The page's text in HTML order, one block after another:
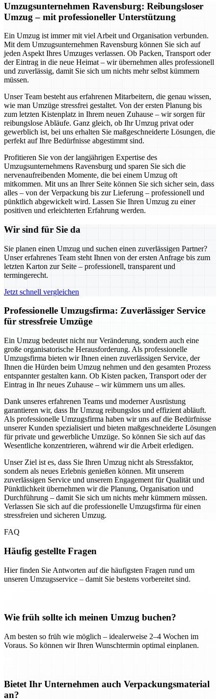
Umzugsunternehmen Ravensburg: Reibungsloser
Umzug – mit professioneller Unterstützung
Ein Umzug ist immer mit viel Arbeit und Organisation verbunden.
Mit dem Umzugsunternehmen Ravensburg können Sie sich auf
jeden Aspekt Ihres Umzuges verlassen. Ob Packen, Transport oder
der Eintrag in die neue Heimat – wir übernehmen alles professionell
und zuverlässig, damit Sie sich um nichts mehr selbst kümmern
müssen.
Unser Team besteht aus erfahrenen Mitarbeitern, die genau wissen,
wie man Umzüge stressfrei gestaltet. Von der ersten Planung bis
zum letzten Kistenplatz in Ihrem neuen Zuhause – wir sorgen für
reibungslose Abläufe. Ganz gleich, ob Ihr Umzug privat oder
gewerblich ist, bei uns erhalten Sie maßgeschneiderte Lösungen, die
perfekt auf Ihre Bedürfnisse abgestimmt sind.
Profitieren Sie von der langjährigen Expertise des
Umzugsunternehmens Ravensburg und sparen Sie sich die
nervenaufreibenden Momente, die bei einem Umzug oft
mitkommen. Mit uns an Ihrer Seite können Sie sich sicher sein, dass
alles – von der Verpackung bis zur Lieferung – professionell und
pünktlich abgewickelt wird. Lassen Sie Ihren Umzug zu einer
positiven und erleichterten Erfahrung werden.
Wir sind für Sie da
Sie planen einen Umzug und suchen einen zuverlässigen Partner?
Unser erfahrenes Team steht Ihnen von der ersten Anfrage bis zum
letzten Karton zur Seite – professionell, transparent und
termingerecht.
Jetzt schnell vergleichen
Professionelle Umzugsfirma: Zuverlässiger Service
für stressfreie Umzüge
Ein Umzug bedeutet nicht nur Veränderung, sondern auch eine
große organisatorische Herausforderung. Als professionelle
Umzugsfirma bieten wir Ihnen einen zuverlässigen Service, der
Ihnen die Hürden beim Umzug nehmen und den gesamten Prozess
entspannter gestalten kann. Ob Kisten packen, Transport oder der
Eintrag in Ihr neues Zuhause – wir kümmern uns um alles.
Dank unseres erfahrenen Teams und moderner Ausrüstung
garantieren wir, dass Ihr Umzug reibungslos und effizient abläuft.
Als professionelle Umzugsfirma haben wir uns auf die Bedürfnisse
unserer Kunden spezialisiert und bieten maßgeschneiderte Lösungen
für private und gewerbliche Umzüge. So können Sie sich auf das
Wesentliche konzentrieren, während wir die Arbeit erledigen.
Unser Ziel ist es, dass Sie Ihren Umzug nicht als Stressfaktor,
sondern als neues Erlebnis genießen können. Mit unserem
zuverlässigen Service und unserem Engagement für Qualität und
Pünktlichkeit übernehmen wir die Planung, Organisation und
Durchführung – damit Sie sich um nichts mehr kümmern müssen.
Verlassen Sie sich auf die professionelle Umzugsfirma für einen
stressfreien und sicheren Umzug.
FAQ
Häufig gestellte Fragen
Hier finden Sie Antworten auf die häufigsten Fragen rund um
unseren Umzugsservice – damit Sie bestens vorbereitet sind.
Wie früh sollte ich meinen Umzug buchen?
Am besten so früh wie möglich – idealerweise 2–4 Wochen im
Voraus. So können wir Ihren Wunschtermin optimal einplanen.
Bietet Ihr Unternehmen auch Verpackungsmaterial
an?